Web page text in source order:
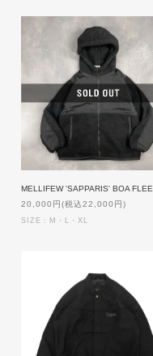
20,000円(税込22,000円)
SIZE：M・L・XL